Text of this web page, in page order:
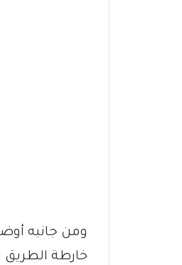
ومن جانبه
خارطة الطريق